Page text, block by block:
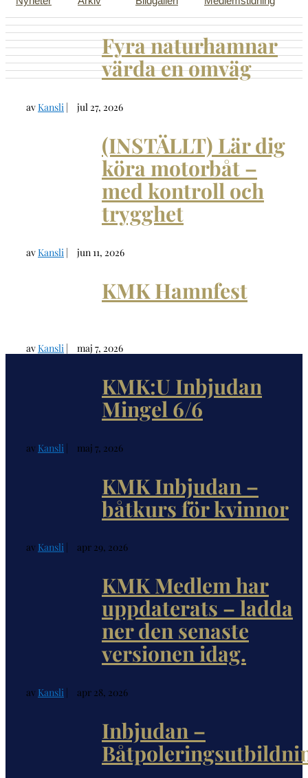
Fyra naturhamnar
värda en omväg
avKansli | jul 27, 2026
(INSTÄLLT) Lär dig
köra motorbåt –
med kontroll och
trygghet
avKansli | jun 11, 2026
KMK Hamnfest
avKansli | maj 7, 2026
KMK:U Inbjudan
Mingel 6/6
av Kansli | maj 7, 2026
KMK Inbjudan –
båtkurs för kvinnor
av Kansli apr 29, 2026
KMK Medlem har
uppdaterats – ladda
ner den senaste
versionen idag.
av Kansli apr 28, 2026
Inbjudan –